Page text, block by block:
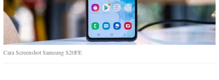
Cara Screenshot Samsung S20FE